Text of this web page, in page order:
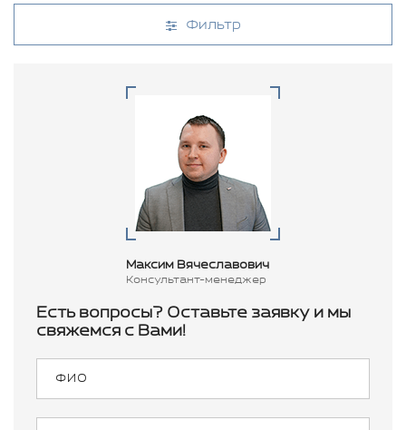
Фильтр
Максим Вячеславович
Консультант-менеджер
Есть вопросы? Оставьте заявку и мы
свяжемся с Вами!